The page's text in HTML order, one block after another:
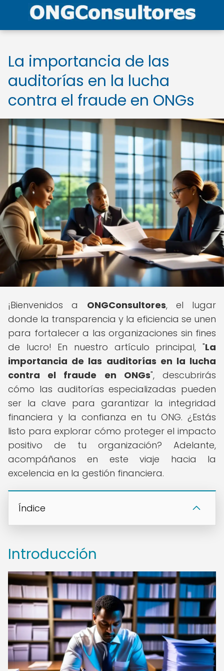
La importancia de las
auditorías en la lucha
contra el fraude en ONGs
¡Bienvenidos a ONGConsultores, el lugar
donde la transparencia y la eficiencia se unen
para fortalecer a las organizaciones sin fines
de lucro! En nuestro artículo principal, "La
importancia de las auditorías en la lucha
contra el fraude en ONGs", descubrirás
cómo las auditorías especializadas pueden
ser la clave para garantizar la integridad
financiera y la confianza en tu ONG. ¿Estás
listo para explorar cómo proteger el impacto
positivo de tu organización? Adelante,
acompáñanos en este viaje hacia la
excelencia en la gestión financiera.
Índice
Introducción